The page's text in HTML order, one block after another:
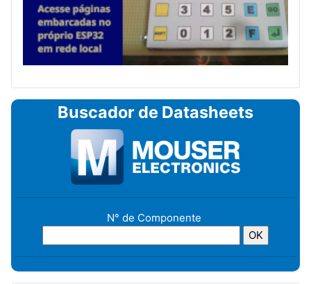
Buscador de Datasheets
N° de Componente